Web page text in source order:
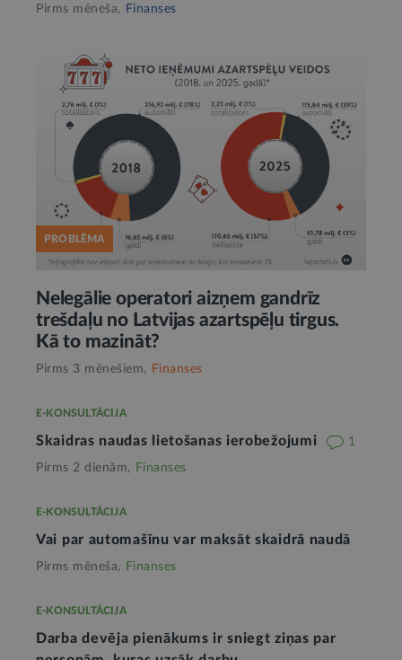
Pirms mēneša, Finanses
PROBLĒMA
Nelegālie operatori aizņem gandrīz
trešdaļu no Latvijas azartspēļu tirgus.
Kā to mazināt?
Pirms 3 mēnešiem, Finanses
E-KONSULTĀCIJA
Skaidras naudas lietošanas ierobežojumi 1
Pirms 2 dienām, Finanses
E-KONSULTĀCIJA
Vai par automašīnu var maksāt skaidrā naudā
Pirms mēneša, Finanses
E-KONSULTĀCIJA
Darba devēja pienākums ir sniegt ziņas par